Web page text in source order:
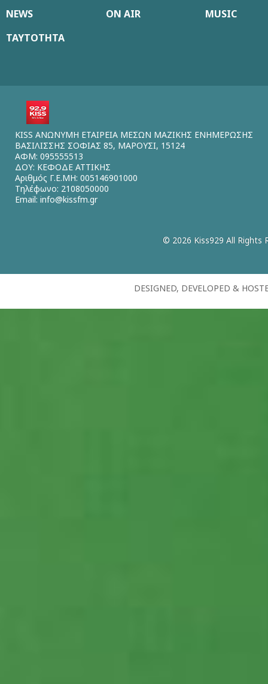
NEWS ON AIR
MUSIC
ΤΑΥΤΟΤΗΤΑ
KISS ΑΝΩΝΥΜΗ ΕΤΑΙΡΕΙΑ ΜΕΣΩΝ ΜΑΖΙΚΗΣ ΕΝΗΜΕΡΩΣΗΣ
ΒΑΣΙΛΙΣΣΗΣ ΣΟΦΙΑΣ 85, ΜΑΡΟΥΣΙ, 15124
ΑΦΜ: 095555513
ΔΟΥ: ΚΕΦΟΔΕ ΑΤΤΙΚΗΣ
Αριθμός Γ.Ε.ΜΗ: 005146901000
Τηλέφωνο: 2108050000
Email: info@kissfm.gr
© 2026 Kiss929 All Rights
DESIGNED, DEVELOPED &